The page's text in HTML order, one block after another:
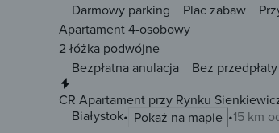
Darmowy parking Plac zabaw
Apartament 4-osobowy
2 łóżka podwójne
Bezpłatna anulacja
Bez przedpłaty
CR Apartament przy Rynku
Białystok
Pokaż na mapie 15 km